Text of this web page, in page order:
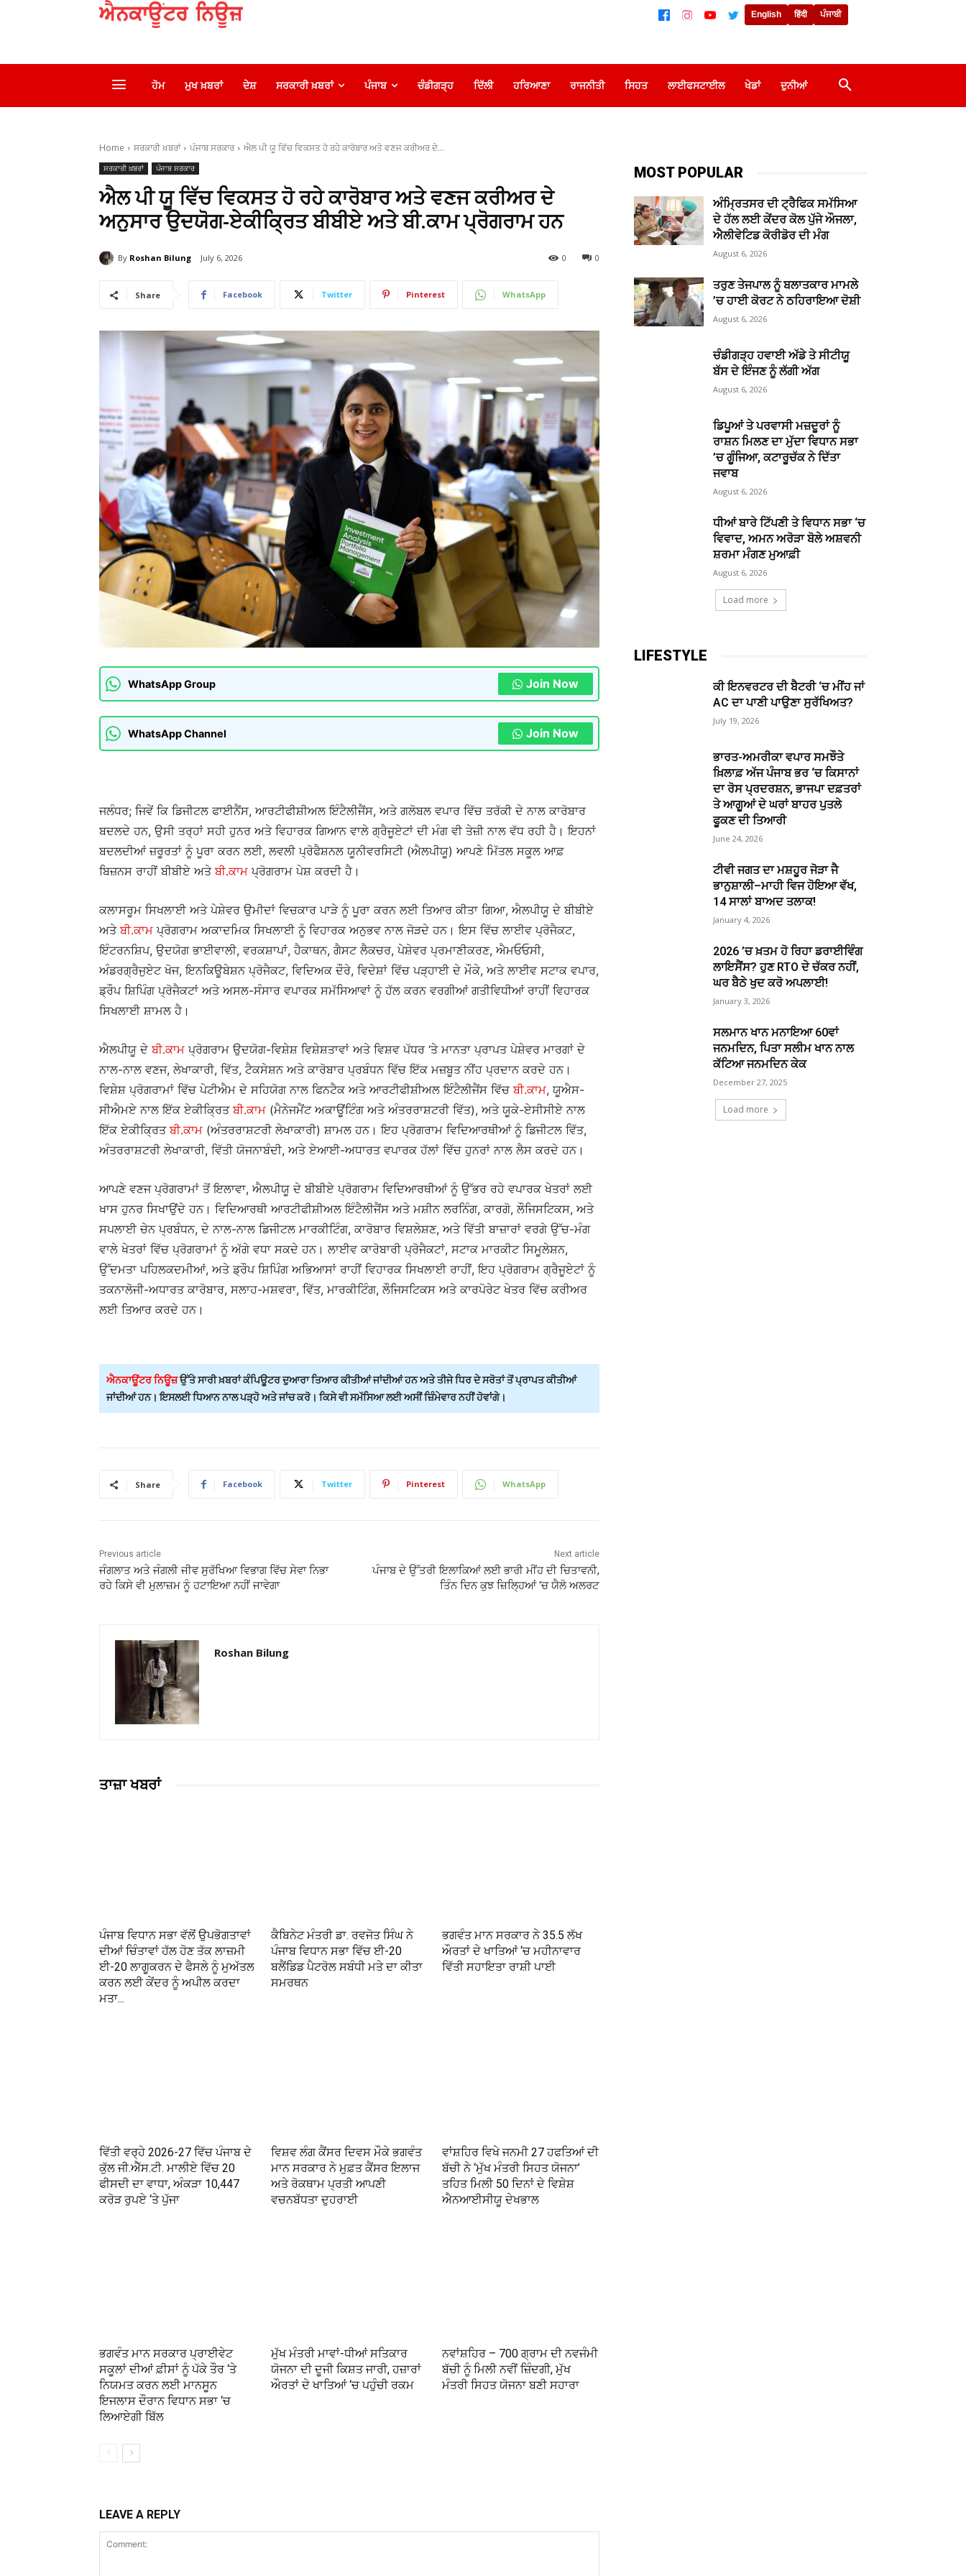
English हिंदी ਪੰਜਾਬੀ
ਹੋਮ ਮੁਖ ਖ਼ਬਰਾਂ ਦੇਸ਼ ਸਰਕਾਰੀ ਖ਼ਬਰਾਂ ਪੰਜਾਬ ਚੰਡੀਗੜ੍ਹ ਦਿੱਲੀ ਹਰਿਆਣਾ ਰਾਜਨੀਤੀ ਸਿਹਤ ਲਾਈਫਸਟਾਈਲ ਖੇਡਾਂ ਦੁਨੀਆਂ
Home ਸਰਕਾਰੀ ਖ਼ਬਰਾਂ ਪੰਜਾਬ ਸਰਕਾਰ ਐਲ ਪੀ ਯੂ ਵਿੱਚ ਵਿਕਸਤ ਹੋ ਰਹੇ ਕਾਰੋਬਾਰ ਅਤੇ ਵਣਜ ਕਰੀਅਰ ਦੇ...
ਸਰਕਾਰੀ ਖ਼ਬਰਾਂ ਪੰਜਾਬ ਸਰਕਾਰ
ਐਲ ਪੀ ਯੂ ਵਿੱਚ ਵਿਕਸਤ ਹੋ ਰਹੇ ਕਾਰੋਬਾਰ ਅਤੇ ਵਣਜ ਕਰੀਅਰ ਦੇ
ਅਨੁਸਾਰ ਉਦਯੋਗ-ਏਕੀਕ੍ਰਿਤ ਬੀਬੀਏ ਅਤੇ ਬੀ.ਕਾਮ ਪ੍ਰੋਗਰਾਮ ਹਨ
By Roshan Bilung July 6, 2026 0
0
Share Facebook Twitter Pinterest WhatsApp
WhatsApp Group Join Now
WhatsApp Channel Join Now
ਜਲੰਧਰ; ਜਿਵੇਂ ਕਿ ਡਿਜੀਟਲ ਫਾਈਨੈਂਸ, ਆਰਟੀਫੀਸ਼ੀਅਲ ਇੰਟੈਲੀਜੈਂਸ, ਅਤੇ ਗਲੋਬਲ ਵਪਾਰ ਵਿੱਚ ਤਰੱਕੀ ਦੇ ਨਾਲ ਕਾਰੋਬਾਰ
ਬਦਲਦੇ ਹਨ, ਉਸੀ ਤਰ੍ਹਾਂ ਸਹੀ ਹੁਨਰ ਅਤੇ ਵਿਹਾਰਕ ਗਿਆਨ ਵਾਲੇ ਗ੍ਰੈਜੂਏਟਾਂ ਦੀ ਮੰਗ ਵੀ ਤੇਜ਼ੀ ਨਾਲ ਵੱਧ ਰਹੀ ਹੈ। ਇਹਨਾਂ
ਬਦਲਦੀਆਂ ਜ਼ਰੂਰਤਾਂ ਨੂੰ ਪੂਰਾ ਕਰਨ ਲਈ, ਲਵਲੀ ਪ੍ਰੋਫੈਸ਼ਨਲ ਯੂਨੀਵਰਸਿਟੀ (ਐਲਪੀਯੂ) ਆਪਣੇ ਮਿੱਤਲ ਸਕੂਲ ਆਫ਼
ਬਿਜ਼ਨਸ ਰਾਹੀਂ ਬੀਬੀਏ ਅਤੇਬੀ.ਕਾਮ ਪ੍ਰੋਗਰਾਮ ਪੇਸ਼ ਕਰਦੀ ਹੈ।
ਕਲਾਸਰੂਮ ਸਿਖਲਾਈ ਅਤੇ ਪੇਸ਼ੇਵਰ ਉਮੀਦਾਂ ਵਿਚਕਾਰ ਪਾੜੇ ਨੂੰ ਪੂਰਾ ਕਰਨ ਲਈ ਤਿਆਰ ਕੀਤਾ ਗਿਆ, ਐਲਪੀਯੂ ਦੇ ਬੀਬੀਏ
ਅਤੇਬੀ.ਕਾਮ ਪ੍ਰੋਗਰਾਮ ਅਕਾਦਮਿਕ ਸਿਖਲਾਈ ਨੂੰ ਵਿਹਾਰਕ ਅਨੁਭਵ ਨਾਲ ਜੋੜਦੇ ਹਨ। ਇਸ ਵਿੱਚ ਲਾਈਵ ਪ੍ਰੋਜੈਕਟ,
ਇੰਟਰਨਸ਼ਿਪ, ਉਦਯੋਗ ਭਾਈਵਾਲੀ, ਵਰਕਸ਼ਾਪਾਂ, ਹੈਕਾਥਨ, ਗੈਸਟ ਲੈਕਚਰ, ਪੇਸ਼ੇਵਰ ਪ੍ਰਮਾਣੀਕਰਣ, ਐਮਓਓਸੀ,
ਅੰਡਰਗ੍ਰੈਜੁਏਟ ਖੋਜ, ਇਨਕਿਊਬੇਸ਼ਨ ਪ੍ਰੋਜੈਕਟ, ਵਿਦਿਅਕ ਦੌਰੇ, ਵਿਦੇਸ਼ਾਂ ਵਿੱਚ ਪੜ੍ਹਾਈ ਦੇ ਮੌਕੇ, ਅਤੇ ਲਾਈਵ ਸਟਾਕ ਵਪਾਰ,
ਡ੍ਰੌਪ ਸ਼ਿਪਿੰਗ ਪ੍ਰੋਜੈਕਟਾਂ ਅਤੇ ਅਸਲ-ਸੰਸਾਰ ਵਪਾਰਕ ਸਮੱਸਿਆਵਾਂ ਨੂੰ ਹੱਲ ਕਰਨ ਵਰਗੀਆਂ ਗਤੀਵਿਧੀਆਂ ਰਾਹੀਂ ਵਿਹਾਰਕ
ਸਿਖਲਾਈ ਸ਼ਾਮਲ ਹੈ।
ਐਲਪੀਯੂ ਦੇਬੀ.ਕਾਮ ਪ੍ਰੋਗਰਾਮ ਉਦਯੋਗ-ਵਿਸ਼ੇਸ਼ ਵਿਸ਼ੇਸ਼ਤਾਵਾਂ ਅਤੇ ਵਿਸ਼ਵ ਪੱਧਰ ‘ਤੇ ਮਾਨਤਾ ਪ੍ਰਾਪਤ ਪੇਸ਼ੇਵਰ ਮਾਰਗਾਂ ਦੇ
ਨਾਲ-ਨਾਲ ਵਣਜ, ਲੇਖਾਕਾਰੀ, ਵਿੱਤ, ਟੈਕਸੇਸ਼ਨ ਅਤੇ ਕਾਰੋਬਾਰ ਪ੍ਰਬੰਧਨ ਵਿੱਚ ਇੱਕ ਮਜ਼ਬੂਤ ​​ਨੀਂਹ ਪ੍ਰਦਾਨ ਕਰਦੇ ਹਨ।
ਵਿਸ਼ੇਸ਼ ਪ੍ਰੋਗਰਾਮਾਂ ਵਿੱਚ ਪੇਟੀਐਮ ਦੇ ਸਹਿਯੋਗ ਨਾਲ ਫਿਨਟੈਕ ਅਤੇ ਆਰਟੀਫੀਸ਼ੀਅਲ ਇੰਟੈਲੀਜੈਂਸ ਵਿੱਚਬੀ.ਕਾਮ, ਯੂਐਸ-
ਸੀਐਮਏ ਨਾਲ ਇੱਕ ਏਕੀਕ੍ਰਿਤਬੀ.ਕਾਮ (ਮੈਨੇਜਮੈਂਟ ਅਕਾਊਂਟਿੰਗ ਅਤੇ ਅੰਤਰਰਾਸ਼ਟਰੀ ਵਿੱਤ), ਅਤੇ ਯੂਕੇ-ਏਸੀਸੀਏ ਨਾਲ
ਇੱਕ ਏਕੀਕ੍ਰਿਤਬੀ.ਕਾਮ (ਅੰਤਰਰਾਸ਼ਟਰੀ ਲੇਖਾਕਾਰੀ) ਸ਼ਾਮਲ ਹਨ। ਇਹ ਪ੍ਰੋਗਰਾਮ ਵਿਦਿਆਰਥੀਆਂ ਨੂੰ ਡਿਜੀਟਲ ਵਿੱਤ,
ਅੰਤਰਰਾਸ਼ਟਰੀ ਲੇਖਾਕਾਰੀ, ਵਿੱਤੀ ਯੋਜਨਾਬੰਦੀ, ਅਤੇ ਏਆਈ-ਅਧਾਰਤ ਵਪਾਰਕ ਹੱਲਾਂ ਵਿੱਚ ਹੁਨਰਾਂ ਨਾਲ ਲੈਸ ਕਰਦੇ ਹਨ।
ਆਪਣੇ ਵਣਜ ਪ੍ਰੋਗਰਾਮਾਂ ਤੋਂ ਇਲਾਵਾ, ਐਲਪੀਯੂ ਦੇ ਬੀਬੀਏ ਪ੍ਰੋਗਰਾਮ ਵਿਦਿਆਰਥੀਆਂ ਨੂੰ ਉੱਭਰ ਰਹੇ ਵਪਾਰਕ ਖੇਤਰਾਂ ਲਈ
ਖਾਸ ਹੁਨਰ ਸਿਖਾਉਂਦੇ ਹਨ। ਵਿਦਿਆਰਥੀ ਆਰਟੀਫੀਸ਼ੀਅਲ ਇੰਟੈਲੀਜੈਂਸ ਅਤੇ ਮਸ਼ੀਨ ਲਰਨਿੰਗ, ਕਾਰਗੋ, ਲੌਜਿਸਟਿਕਸ, ਅਤੇ
ਸਪਲਾਈ ਚੇਨ ਪ੍ਰਬੰਧਨ, ਦੇ ਨਾਲ-ਨਾਲ ਡਿਜੀਟਲ ਮਾਰਕੀਟਿੰਗ, ਕਾਰੋਬਾਰ ਵਿਸ਼ਲੇਸ਼ਣ, ਅਤੇ ਵਿੱਤੀ ਬਾਜ਼ਾਰਾਂ ਵਰਗੇ ਉੱਚ-ਮੰਗ
ਵਾਲੇ ਖੇਤਰਾਂ ਵਿੱਚ ਪ੍ਰੋਗਰਾਮਾਂ ਨੂੰ ਅੱਗੇ ਵਧਾ ਸਕਦੇ ਹਨ। ਲਾਈਵ ਕਾਰੋਬਾਰੀ ਪ੍ਰੋਜੈਕਟਾਂ, ਸਟਾਕ ਮਾਰਕੀਟ ਸਿਮੂਲੇਸ਼ਨ,
ਉੱਦਮਤਾ ਪਹਿਲਕਦਮੀਆਂ, ਅਤੇ ਡ੍ਰੌਪ ਸ਼ਿਪਿੰਗ ਅਭਿਆਸਾਂ ਰਾਹੀਂ ਵਿਹਾਰਕ ਸਿਖਲਾਈ ਰਾਹੀਂ, ਇਹ ਪ੍ਰੋਗਰਾਮ ਗ੍ਰੈਜੂਏਟਾਂ ਨੂੰ
ਤਕਨਾਲੋਜੀ-ਅਧਾਰਤ ਕਾਰੋਬਾਰ, ਸਲਾਹ-ਮਸ਼ਵਰਾ, ਵਿੱਤ, ਮਾਰਕੀਟਿੰਗ, ਲੌਜਿਸਟਿਕਸ ਅਤੇ ਕਾਰਪੋਰੇਟ ਖੇਤਰ ਵਿੱਚ ਕਰੀਅਰ
ਲਈ ਤਿਆਰ ਕਰਦੇ ਹਨ।
ਐਨਕਾਊਂਟਰ ਨਿਊਜ਼ਉੱਤੇ ਸਾਰੀ ਖ਼ਬਰਾਂ ਕੰਪਿਊਟਰ ਦੁਆਰਾ ਤਿਆਰ ਕੀਤੀਆਂ ਜਾਂਦੀਆਂ ਹਨ ਅਤੇ ਤੀਜੇ ਧਿਰ ਦੇ ਸਰੋਤਾਂ ਤੋਂ ਪ੍ਰਾਪਤ ਕੀਤੀਆਂ
ਜਾਂਦੀਆਂ ਹਨ। ਇਸਲਈ ਧਿਆਨ ਨਾਲ ਪੜ੍ਹੋ ਅਤੇ ਜਾਂਚ ਕਰੋ। ਕਿਸੇ ਵੀ ਸਮੱਸਿਆ ਲਈ ਅਸੀਂ ਜ਼ਿੰਮੇਵਾਰ ਨਹੀਂ ਹੋਵਾਂਗੇ।
Share Facebook Twitter Pinterest WhatsApp
Previous article
ਜੰਗਲਾਤ ਅਤੇ ਜੰਗਲੀ ਜੀਵ ਸੁਰੱਖਿਆ ਵਿਭਾਗ ਵਿੱਚ ਸੇਵਾ ਨਿਭਾ
ਰਹੇ ਕਿਸੇ ਵੀ ਮੁਲਾਜ਼ਮ ਨੂੰ ਹਟਾਇਆ ਨਹੀਂ ਜਾਵੇਗਾ
Next article
ਪੰਜਾਬ ਦੇ ਉੱਤਰੀ ਇਲਾਕਿਆਂ ਲਈ ਭਾਰੀ ਮੀਂਹ ਦੀ ਚਿਤਾਵਨੀ,
ਤਿੰਨ ਦਿਨ ਕੁਝ ਜ਼ਿਲ੍ਹਿਆਂ ‘ਚ ਯੈਲੋ ਅਲਰਟ
Roshan Bilung
ਤਾਜ਼ਾ ਖਬਰਾਂ
ਪੰਜਾਬ ਵਿਧਾਨ ਸਭਾ ਵੱਲੋਂ ਉਪਭੋਗਤਾਵਾਂ
ਦੀਆਂ ਚਿੰਤਾਵਾਂ ਹੱਲ ਹੋਣ ਤੱਕ ਲਾਜ਼ਮੀ
ਈ-20 ਲਾਗੂਕਰਨ ਦੇ ਫੈਸਲੇ ਨੂੰ ਮੁਅੱਤਲ
ਕਰਨ ਲਈ ਕੇਂਦਰ ਨੂੰ ਅਪੀਲ ਕਰਦਾ
ਮਤਾ...
ਕੈਬਿਨੇਟ ਮੰਤਰੀ ਡਾ. ਰਵਜੋਤ ਸਿੰਘ ਨੇ
ਪੰਜਾਬ ਵਿਧਾਨ ਸਭਾ ਵਿੱਚ ਈ-20
ਬਲੈਂਡਿਡ ਪੈਟਰੋਲ ਸਬੰਧੀ ਮਤੇ ਦਾ ਕੀਤਾ
ਸਮਰਥਨ
ਭਗਵੰਤ ਮਾਨ ਸਰਕਾਰ ਨੇ 35.5 ਲੱਖ
ਔਰਤਾਂ ਦੇ ਖਾਤਿਆਂ ‘ਚ ਮਹੀਨਾਵਾਰ
ਵਿੱਤੀ ਸਹਾਇਤਾ ਰਾਸ਼ੀ ਪਾਈ
ਵਿੱਤੀ ਵਰ੍ਹੇ 2026-27 ਵਿੱਚ ਪੰਜਾਬ ਦੇ
ਕੁੱਲ ਜੀ.ਐੱਸ.ਟੀ. ਮਾਲੀਏ ਵਿੱਚ 20
ਫੀਸਦੀ ਦਾ ਵਾਧਾ, ਅੰਕੜਾ 10,447
ਕਰੋੜ ਰੁਪਏ ‘ਤੇ ਪੁੱਜਾ
ਵਿਸ਼ਵ ਲੰਗ ਕੈਂਸਰ ਦਿਵਸ ਮੌਕੇ ਭਗਵੰਤ
ਮਾਨ ਸਰਕਾਰ ਨੇ ਮੁਫ਼ਤ ਕੈਂਸਰ ਇਲਾਜ
ਅਤੇ ਰੋਕਥਾਮ ਪ੍ਰਤੀ ਆਪਣੀ
ਵਚਨਬੱਧਤਾ ਦੁਹਰਾਈ
ਵਾਂਸ਼ਹਿਰ ਵਿਖੇ ਜਨਮੀ 27 ਹਫਤਿਆਂ ਦੀ
ਬੱਚੀ ਨੇ ‘ਮੁੱਖ ਮੰਤਰੀ ਸਿਹਤ ਯੋਜਨਾ’
ਤਹਿਤ ਮਿਲੀ 50 ਦਿਨਾਂ ਦੇ ਵਿਸ਼ੇਸ਼
ਐਨਆਈਸੀਯੂ ਦੇਖਭਾਲ
ਭਗਵੰਤ ਮਾਨ ਸਰਕਾਰ ਪ੍ਰਾਈਵੇਟ
ਸਕੂਲਾਂ ਦੀਆਂ ਫ਼ੀਸਾਂ ਨੂੰ ਪੱਕੇ ਤੌਰ ‘ਤੇ
ਨਿਯਮਤ ਕਰਨ ਲਈ ਮਾਨਸੂਨ
ਇਜਲਾਸ ਦੌਰਾਨ ਵਿਧਾਨ ਸਭਾ ‘ਚ
ਲਿਆਏਗੀ ਬਿੱਲ
ਮੁੱਖ ਮੰਤਰੀ ਮਾਵਾਂ-ਧੀਆਂ ਸਤਿਕਾਰ
ਯੋਜਨਾ ਦੀ ਦੂਜੀ ਕਿਸ਼ਤ ਜਾਰੀ, ਹਜ਼ਾਰਾਂ
ਔਰਤਾਂ ਦੇ ਖਾਤਿਆਂ ‘ਚ ਪਹੁੰਚੀ ਰਕਮ
ਨਵਾਂਸ਼ਹਿਰ – 700 ਗ੍ਰਾਮ ਦੀ ਨਵਜੰਮੀ
ਬੱਚੀ ਨੂੰ ਮਿਲੀ ਨਵੀਂ ਜ਼ਿੰਦਗੀ, ਮੁੱਖ
ਮੰਤਰੀ ਸਿਹਤ ਯੋਜਨਾ ਬਣੀ ਸਹਾਰਾ
LEAVE A REPLY
MOST POPULAR
ਅੰਮ੍ਰਿਤਸਰ ਦੀ ਟ੍ਰੈਫਿਕ ਸਮੱਸਿਆ
ਦੇ ਹੱਲ ਲਈ ਕੇਂਦਰ ਕੋਲ ਪੁੱਜੇ ਔਜਲਾ,
ਐਲੀਵੇਟਿਡ ਕੋਰੀਡੋਰ ਦੀ ਮੰਗ
August 6, 2026
ਤਰੁਣ ਤੇਜਪਾਲ ਨੂੰ ਬਲਾਤਕਾਰ ਮਾਮਲੇ
’ਚ ਹਾਈ ਕੋਰਟ ਨੇ ਠਹਿਰਾਇਆ ਦੋਸ਼ੀ
August 6, 2026
ਚੰਡੀਗੜ੍ਹ ਹਵਾਈ ਅੱਡੇ ਤੇ ਸੀਟੀਯੂ
ਬੱਸ ਦੇ ਇੰਜਣ ਨੂੰ ਲੱਗੀ ਅੱਗ
August 6, 2026
ਡਿਪੂਆਂ ਤੇ ਪਰਵਾਸੀ ਮਜ਼ਦੂਰਾਂ ਨੂੰ
ਰਾਸ਼ਨ ਮਿਲਣ ਦਾ ਮੁੱਦਾ ਵਿਧਾਨ ਸਭਾ
’ਚ ਗੂੰਜਿਆ, ਕਟਾਰੂਚੱਕ ਨੇ ਦਿੱਤਾ
ਜਵਾਬ
August 6, 2026
ਧੀਆਂ ਬਾਰੇ ਟਿੱਪਣੀ ਤੇ ਵਿਧਾਨ ਸਭਾ ‘ਚ
ਵਿਵਾਦ, ਅਮਨ ਅਰੋੜਾ ਬੋਲੇ ਅਸ਼ਵਨੀ
ਸ਼ਰਮਾ ਮੰਗਣ ਮੁਆਫ਼ੀ
August 6, 2026
Load more
LIFESTYLE
ਕੀ ਇਨਵਰਟਰ ਦੀ ਬੈਟਰੀ ‘ਚ ਮੀਂਹ ਜਾਂ
AC ਦਾ ਪਾਣੀ ਪਾਉਣਾ ਸੁਰੱਖਿਅਤ?
July 19, 2026
ਭਾਰਤ-ਅਮਰੀਕਾ ਵਪਾਰ ਸਮਝੌਤੇ
ਖ਼ਿਲਾਫ਼ ਅੱਜ ਪੰਜਾਬ ਭਰ ‘ਚ ਕਿਸਾਨਾਂ
ਦਾ ਰੋਸ ਪ੍ਰਦਰਸ਼ਨ, ਭਾਜਪਾ ਦਫ਼ਤਰਾਂ
ਤੇ ਆਗੂਆਂ ਦੇ ਘਰਾਂ ਬਾਹਰ ਪੁਤਲੇ
ਫੂਕਣ ਦੀ ਤਿਆਰੀ
June 24, 2026
ਟੀਵੀ ਜਗਤ ਦਾ ਮਸ਼ਹੂਰ ਜੋੜਾ ਜੈ
ਭਾਨੁਸ਼ਾਲੀ–ਮਾਹੀ ਵਿਜ ਹੋਇਆ ਵੱਖ,
14 ਸਾਲਾਂ ਬਾਅਦ ਤਲਾਕ!
January 4, 2026
2026 ’ਚ ਖ਼ਤਮ ਹੋ ਰਿਹਾ ਡਰਾਈਵਿੰਗ
ਲਾਇਸੈਂਸ? ਹੁਣ RTO ਦੇ ਚੱਕਰ ਨਹੀਂ,
ਘਰ ਬੈਠੇ ਖੁਦ ਕਰੋ ਅਪਲਾਈ!
January 3, 2026
ਸਲਮਾਨ ਖਾਨ ਮਨਾਇਆ 60ਵਾਂ
ਜਨਮਦਿਨ, ਪਿਤਾ ਸਲੀਮ ਖਾਨ ਨਾਲ
ਕੱਟਿਆ ਜਨਮਦਿਨ ਕੇਕ
December 27, 2025
Load more